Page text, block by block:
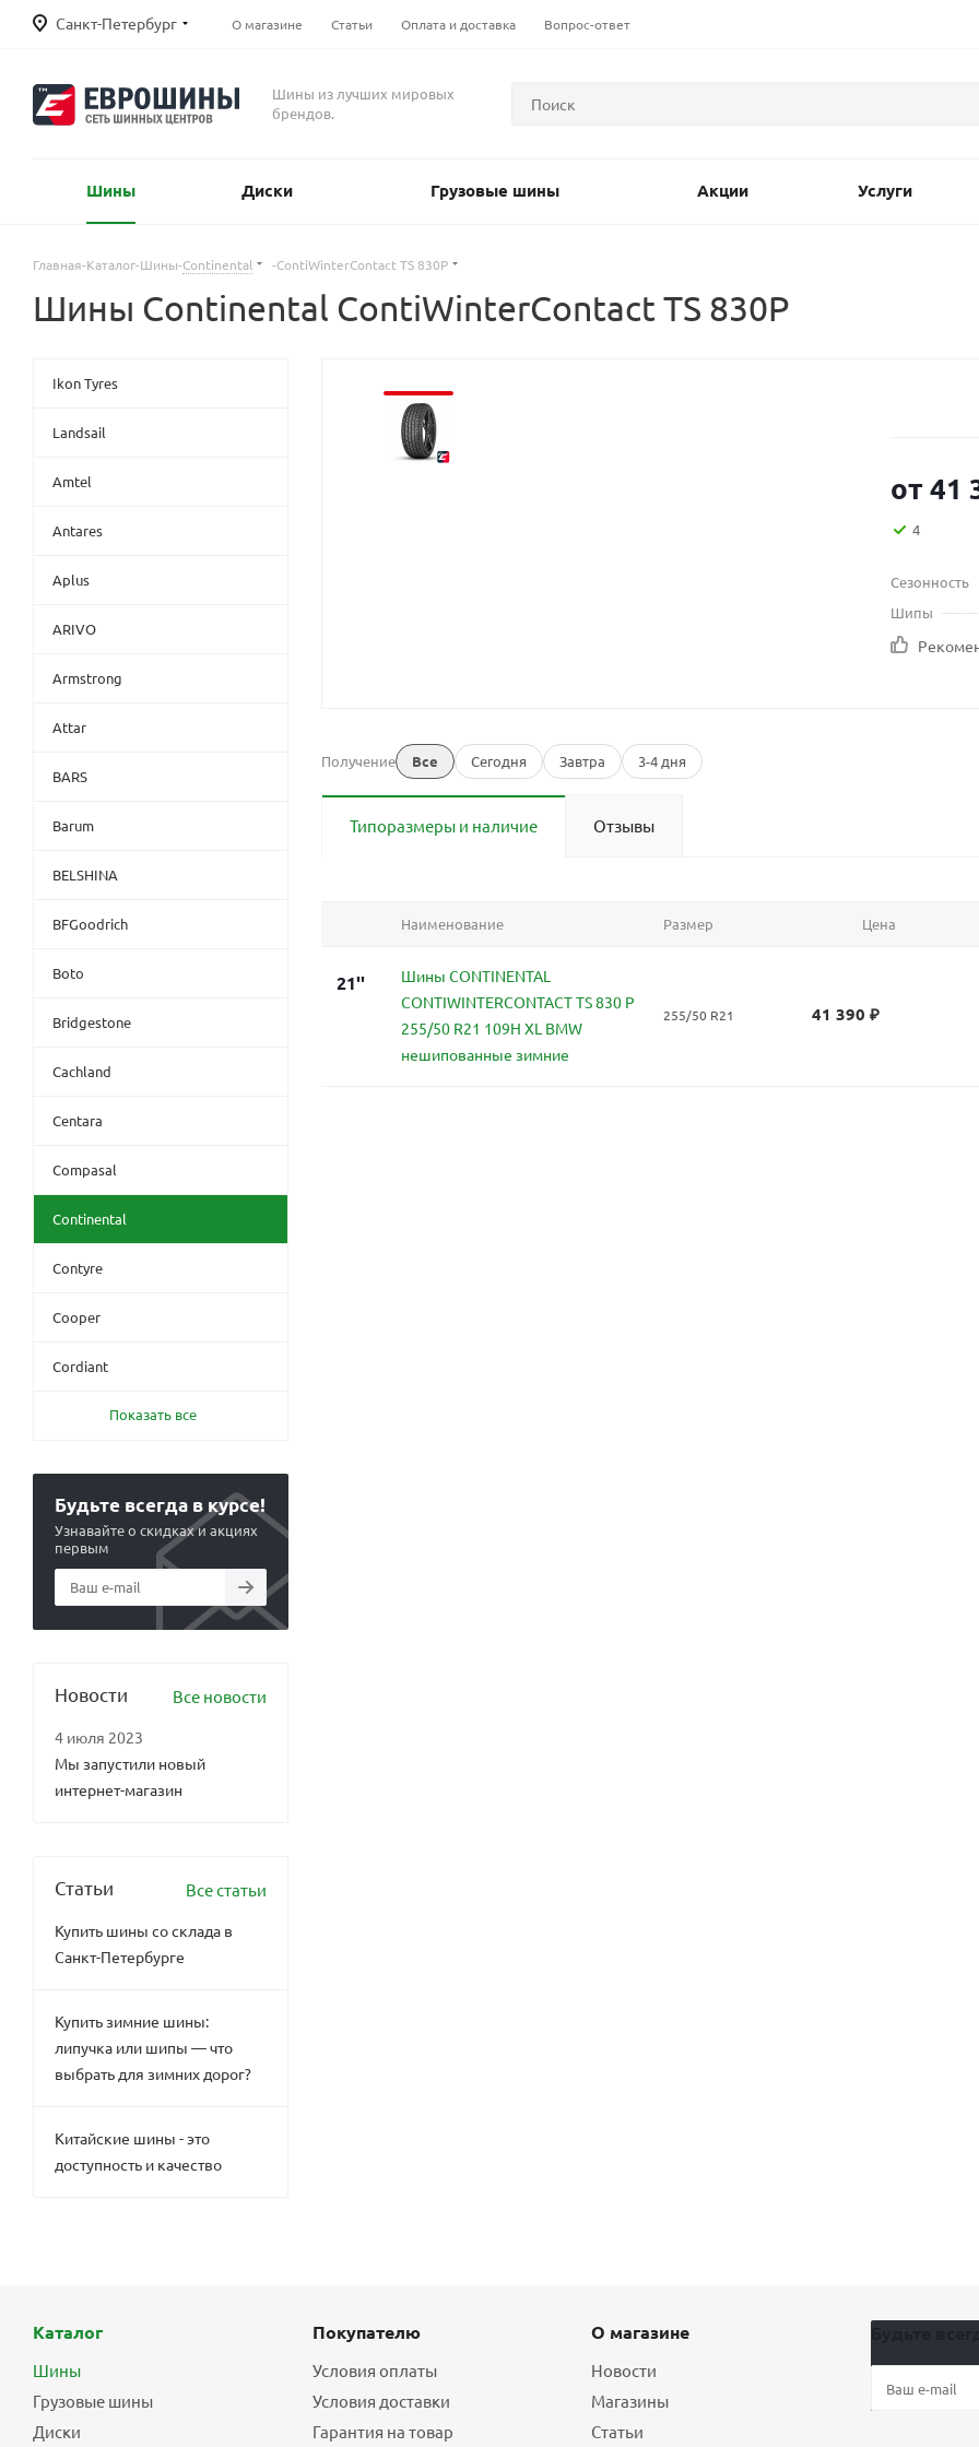
Санкт-Петербург О магазине Статьи Оплата и доставка Вопрос-ответ
Шины из лучших мировых
брендов.
Шины Диски Грузовые шины Акции Услуги
Главная-Каталог-Шины-Continental -ContiWinterContact TS 830P
Шины Continental ContiWinterContact TS 830P
от41
4
Сезонность
Шипы
Получение Все Сегодня Завтра 3-4 дня
Типоразмеры и наличие Отзывы
Наименование Размер Цена
21''
Шины CONTINENTAL
CONTIWINTERCONTACT TS 830 P
255/50 R21 109H XL BMW
нешипованные зимние
255/50 R21 41 390 ₽
Ikon Tyres
Landsail
Amtel
Antares
Aplus
ARIVO
Armstrong
Attar
BARS
Barum
BELSHINA
BFGoodrich
Boto
Bridgestone
Cachland
Centara
Compasal
Continental
Contyre
Cooper
Cordiant
Показать все
Будьте всегда в курсе!
Узнавайте о скидках и акциях
первым
Новости Все новости
4 июля 2023
Мы запустили новый
интернет-магазин
Статьи Все статьи
Купить шины со склада в
Санкт-Петербурге
Купить зимние шины:
липучка или шипы — что
выбрать для зимних дорог?
Китайские шины - это
доступность и качество
Каталог
Шины
Грузовые шины
Диски
Покупателю
Условия оплаты
Условия доставки
Гарантия на товар
О магазине
Новости
Магазины
Статьи